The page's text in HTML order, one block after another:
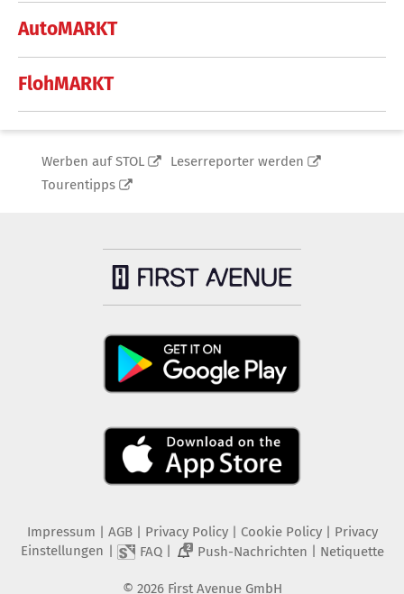
AutoMARKT
FlohMARKT
Werben auf STOL
Leserreporter werden
Tourentipps
Impressum AGB Privacy Policy| Cookie Policy| Privacy
Einstellungen
FAQ| 2 Push-Nachrichten Netiquette
© 2026 First Avenue GmbH